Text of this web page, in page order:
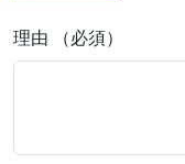
理由 （必須）